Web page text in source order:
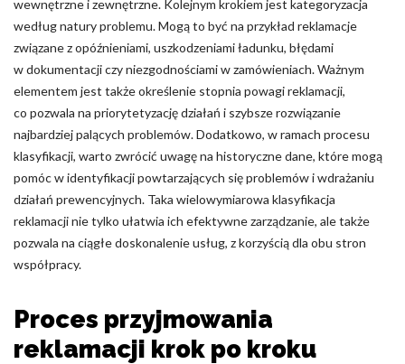
wewnętrzne i zewnętrzne. Kolejnym krokiem jest kategoryzacja
według natury problemu. Mogą to być na przykład reklamacje
związane z opóźnieniami, uszkodzeniami ładunku, błędami
w dokumentacji czy niezgodnościami w zamówieniach. Ważnym
elementem jest także określenie stopnia powagi reklamacji,
co pozwala na priorytetyzację działań i szybsze rozwiązanie
najbardziej palących problemów. Dodatkowo, w ramach procesu
klasyfikacji, warto zwrócić uwagę na historyczne dane, które mogą
pomóc w identyfikacji powtarzających się problemów i wdrażaniu
działań prewencyjnych. Taka wielowymiarowa klasyfikacja
reklamacji nie tylko ułatwia ich efektywne zarządzanie, ale także
pozwala na ciągłe doskonalenie usług, z korzyścią dla obu stron
współpracy.
Proces przyjmowania
reklamacji krok po kroku